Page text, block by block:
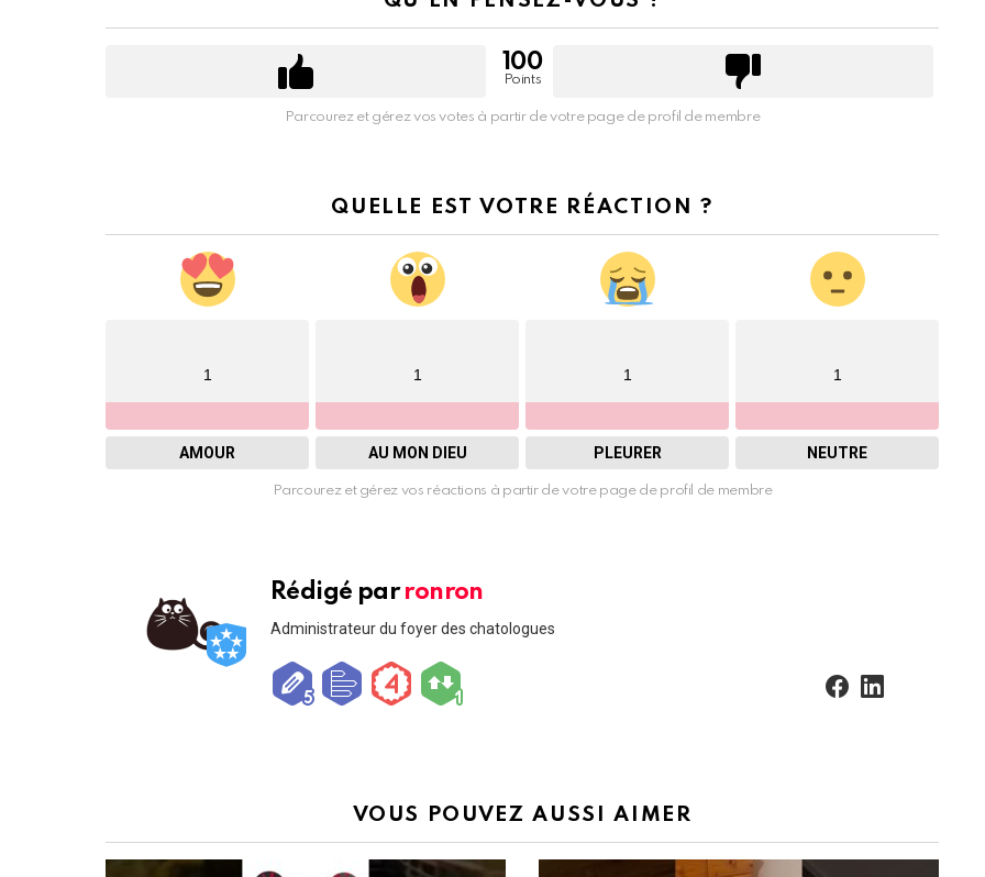
100
Points
Parcourez et gérez vos votes à partir de votre page de profil de membre
QUELLE EST VOTRE RÉACTION ?
1
AMOUR
1
AU MON DIEU
1
PLEURER
1
NEUTRE
Parcourez et gérez vos réactions à partir de votre page de profil de membre
Rédigé parronron
Administrateur du foyer des chatologues
facebooklinkedin
VOUS POUVEZ AUSSI AIMER